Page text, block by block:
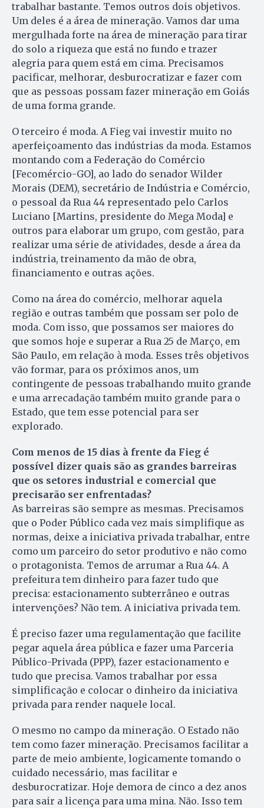
trabalhar bastante. Temos outros dois objetivos.
Um deles é a área de mineração. Vamos dar uma
mergulhada forte na área de mineração para tirar
do solo a riqueza que está no fundo e trazer
alegria para quem está em cima. Precisamos
pacificar, melhorar, desburocratizar e fazer com
que as pessoas possam fazer mineração em Goiás
de uma forma grande.
O terceiro é moda. A Fieg vai investir muito no
aperfeiçoamento das indústrias da moda. Estamos
montando com a Federação do Comércio
[Fecomércio-GO], ao lado do senador Wilder
Morais (DEM), secretário de Indústria e Comércio,
o pessoal da Rua 44 representado pelo Carlos
Luciano [Martins, presidente do Mega Moda] e
outros para elaborar um grupo, com gestão, para
realizar uma série de atividades, desde a área da
indústria, treinamento da mão de obra,
financiamento e outras ações.
Como na área do comércio, melhorar aquela
região e outras também que possam ser polo de
moda. Com isso, que possamos ser maiores do
que somos hoje e superar a Rua 25 de Março, em
São Paulo, em relação à moda. Esses três objetivos
vão formar, para os próximos anos, um
contingente de pessoas trabalhando muito grande
e uma arrecadação também muito grande para o
Estado, que tem esse potencial para ser
explorado.
Com menos de 15 dias à frente da Fieg é
possível dizer quais são as grandes barreiras
que os setores industrial e comercial que
precisarão ser enfrentadas?
As barreiras são sempre as mesmas. Precisamos
que o Poder Público cada vez mais simplifique as
normas, deixe a iniciativa privada trabalhar, entre
como um parceiro do setor produtivo e não como
o protagonista. Temos de arrumar a Rua 44. A
prefeitura tem dinheiro para fazer tudo que
precisa: estacionamento subterrâneo e outras
intervenções? Não tem. A iniciativa privada tem.
É preciso fazer uma regulamentação que facilite
pegar aquela área pública e fazer uma Parceria
Público-Privada (PPP), fazer estacionamento e
tudo que precisa. Vamos trabalhar por essa
simplificação e colocar o dinheiro da iniciativa
privada para render naquele local.
O mesmo no campo da mineração. O Estado não
tem como fazer mineração. Precisamos facilitar a
parte de meio ambiente, logicamente tomando o
cuidado necessário, mas facilitar e
desburocratizar. Hoje demora de cinco a dez anos
para sair a licença para uma mina. Não. Isso tem